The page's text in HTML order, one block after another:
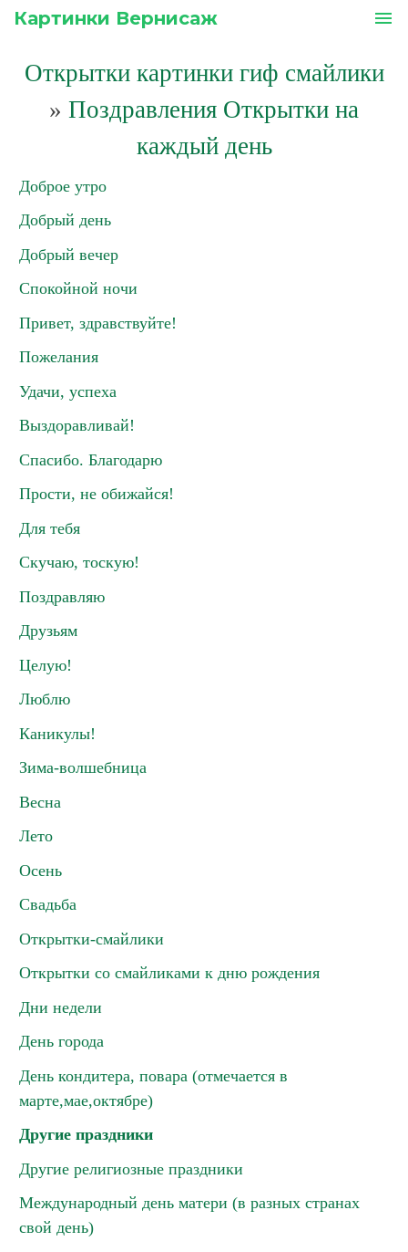
Картинки Вернисаж menu
Открытки картинки гиф смайлики
» Поздравления Открытки на
каждый день
Доброе утро
Добрый день
Добрый вечер
Спокойной ночи
Привет, здравствуйте!
Пожелания
Удачи, успеха
Выздоравливай!
Спасибо. Благодарю
Прости, не обижайся!
Для тебя
Скучаю, тоскую!
Поздравляю
Друзьям
Целую!
Люблю
Каникулы!
Зима-волшебница
Весна
Лето
Осень
Свадьба
Открытки-смайлики
Открытки со смайликами к дню рождения
Дни недели
День города
День кондитера, повара (отмечается в
марте,мае,октябре)
Другие праздники
Другие религиозные праздники
Международный день матери (в разных странах
свой день)